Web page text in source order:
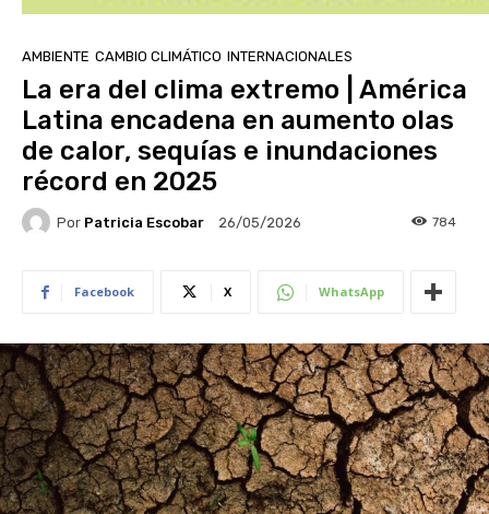
AMBIENTE CAMBIO CLIMÁTICO INTERNACIONALES
La era del clima extremo | América
Latina encadena en aumento olas
de calor, sequías e inundaciones
récord en 2025
Por Patricia Escobar 26/05/2026 784
Facebook X WhatsApp